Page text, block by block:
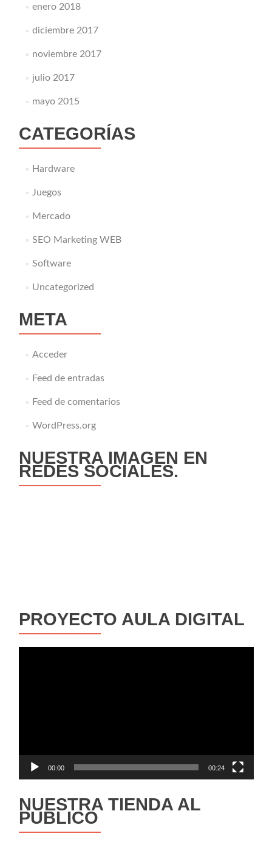
enero 2018
diciembre 2017
noviembre 2017
julio 2017
mayo 2015
CATEGORÍAS
Hardware
Juegos
Mercado
SEO Marketing WEB
Software
Uncategorized
META
Acceder
Feed de entradas
Feed de comentarios
WordPress.org
NUESTRA IMAGEN EN
REDES SOCIALES.
PROYECTO AULA DIGITAL
00:00 00:24
NUESTRA TIENDA AL
PÚBLICO